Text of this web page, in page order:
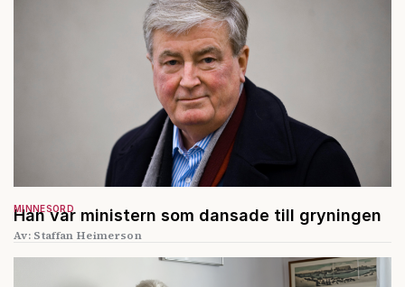
Han var ministern som dansade till gryningen
MINNESORD
Av: Staffan Heimerson